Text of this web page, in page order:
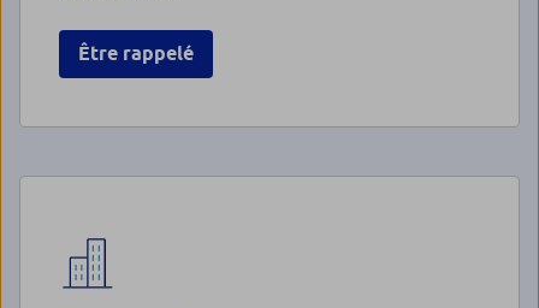
Être rappelé